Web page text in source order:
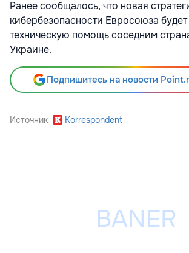
Ранее сообщалось, что новая
кибербезопасности Евросоюза
техническую помощь соседним
Украине.
Подпишитесь на новости
Источник Korrespondent